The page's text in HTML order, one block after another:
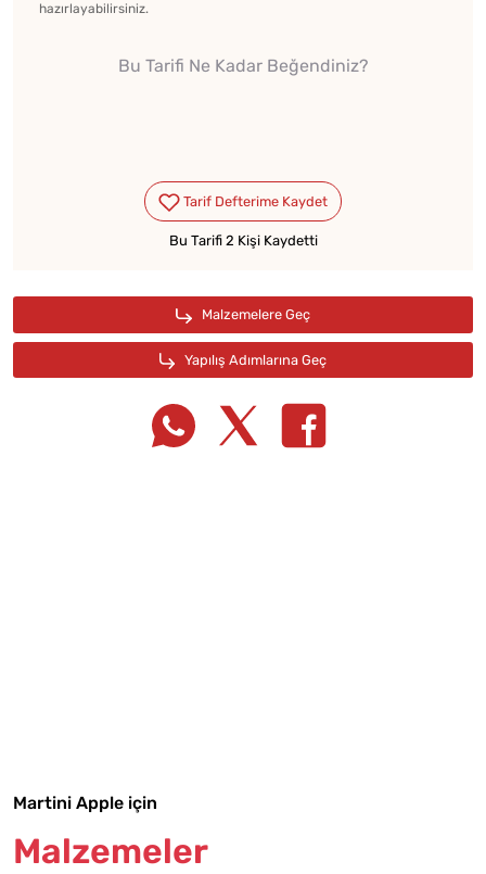
hazırlayabilirsiniz.
Bu Tarifi Ne Kadar Beğendiniz?
Bu Tarifi 2 Kişi Kaydetti
Martini Apple için
Malzemeler